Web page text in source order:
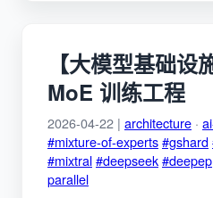
【大模型基础设
MoE 训练工程
2026-04-22 | architecture ·
#mixture-of-experts#gshard
#mixtral#deepseek#deepep
parallel